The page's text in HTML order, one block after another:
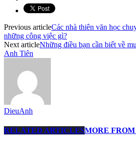
Previous articleCác nhà thiên văn học
những công việc gì?
Next articleNhững điều bạn cần biết về
Anh Tiên
DieuAnh
RELATED ARTICLESMORE